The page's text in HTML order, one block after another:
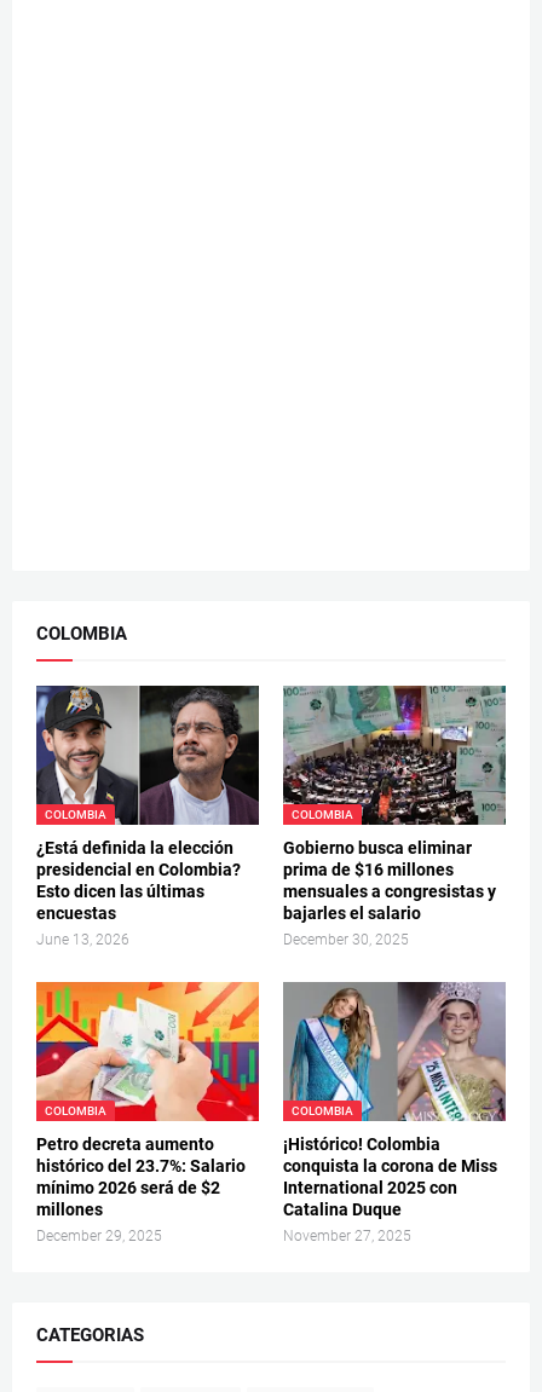
COLOMBIA
COLOMBIA
¿Está definida la elección
presidencial en Colombia?
Esto dicen las últimas
encuestas
June 13, 2026
COLOMBIA
Gobierno busca eliminar
prima de $16 millones
mensuales a congresistas y
bajarles el salario
December 30, 2025
COLOMBIA
Petro decreta aumento
histórico del 23.7%: Salario
mínimo 2026 será de $2
millones
December 29, 2025
COLOMBIA
¡Histórico! Colombia
conquista la corona de Miss
International 2025 con
Catalina Duque
November 27, 2025
CATEGORIAS